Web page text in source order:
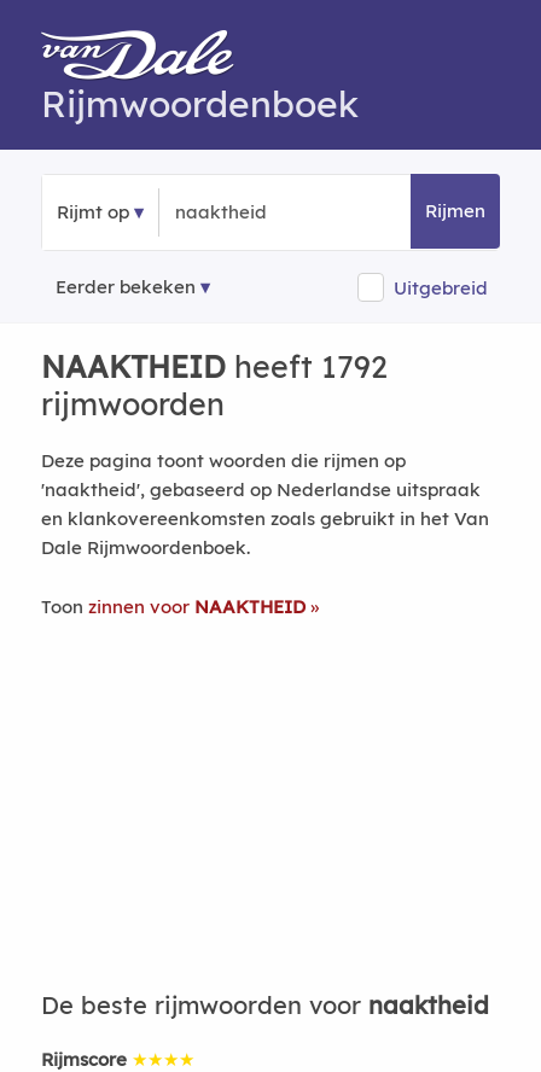
Rijmwoordenboek
Rijmt op Rijmen
Eerder bekeken Uitgebreid
NAAKTHEIDheeft 1792
rijmwoorden
Deze pagina toont woorden die rijmen op
'naaktheid', gebaseerd op Nederlandse uitspraak
en klankovereenkomsten zoals gebruikt in het Van
Dale Rijmwoordenboek.
Toon zinnen voor NAAKTHEID
De beste rijmwoorden voor naaktheid
Rijmscore ★★★★